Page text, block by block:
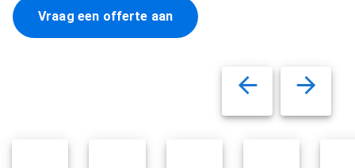
Vraag een offerte aan